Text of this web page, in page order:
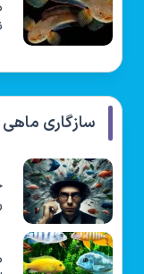
سازگاری